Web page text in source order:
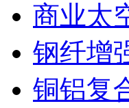
商业太
钢纤增
铜铝复